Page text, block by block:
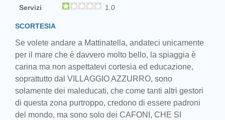
Servizi
1.0
SCORTESIA
Se volete andare a Mattinatella, andateci unicamente
per il mare che è davvero molto bello, la spiaggia è
carina ma non aspettatevi cortesia ed educazione,
soprattutto dal VILLAGGIO AZZURRO, sono
solamente dei maleducati, che come tanti altri gestori
di questa zona purtroppo, credono di essere padroni
del mondo, ma sono solo dei CAFONI, CHE SI